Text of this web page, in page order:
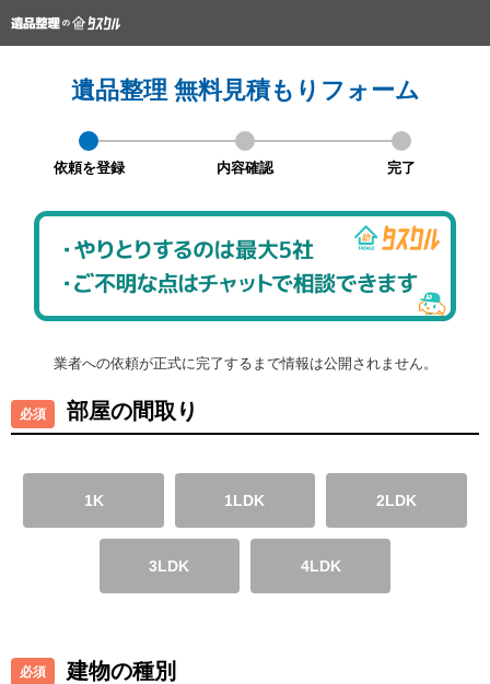
遺品整理 無料見積もりフォーム
依頼を登録 内容確認 完了
業者への依頼が正式に完了するまで情報は公開されません。
部屋の間取り
1K 1LDK 2LDK
3LDK 4LDK
建物の種別